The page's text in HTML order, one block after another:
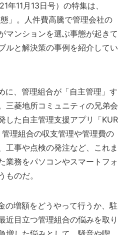
11月13日号）の特集は、
」。人件費高騰で管理会社の
マンションを選ぶ事態が起きて
ルと解決策の事例を紹介してい
に、管理組合が「自主管理」す
三菱地所コミュニティの兄弟会
した自主管理支援アプリ「KUR
理組合の収支管理や管理費の
工事や点検の発注など、これま
業務をパソコンやスマートフォ
ものだ。
の増額をどうやって行うか、駐
近目立つ管理組合の悩みを取り